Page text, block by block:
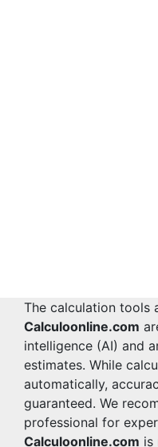
The calculation tools
Calculoonline.com
intelligence (AI) and
estimates. While
automatically,
guaranteed. We
professional for
Calculoonline.com is